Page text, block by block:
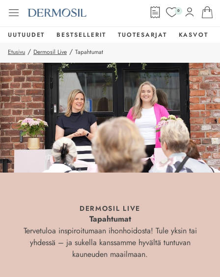
0
UUTUUDET BESTSELLERIT TUOTESARJAT
KASVOT
Etusivu / Dermosil Live / Tapahtumat
DERMOSIL LIVE
Tapahtumat
Tervetuloa inspiroitumaan ihonhoidosta! Tule yksin tai
yhdessä – ja sukella kanssamme hyvältä tuntuvan
kauneuden maailmaan.